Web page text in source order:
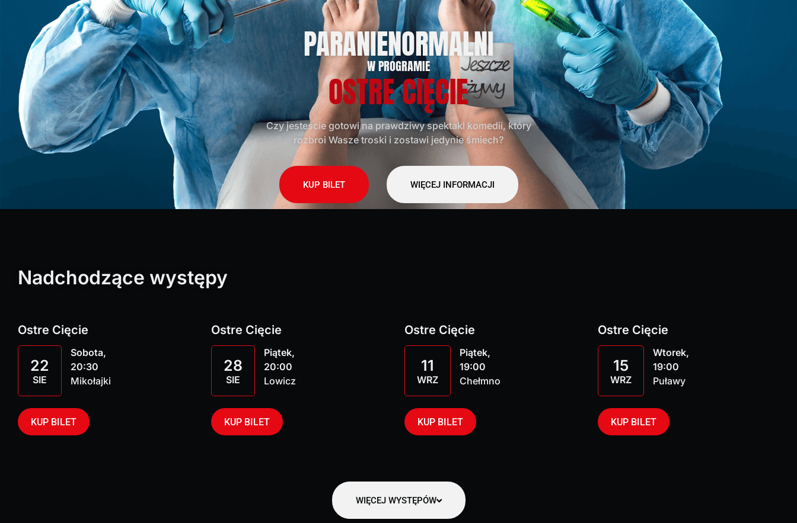
PARANIENORMALNI
W PROGRAMIE
OSTRE CIĘCIE
Czy jesteście gotowi na prawdziwy spektakl komedii, który
rozbroi Wasze troski i zostawi jedynie śmiech?
KUP BILET WIĘCEJ INFORMACJI
Nadchodzące występy
Ostre Cięcie
22
SIE
Sobota,
20:30
Mikołajki
KUP BILET
Ostre Cięcie
28
SIE
Piątek,
20:00
Lowicz
KUP BILET
Ostre Cięcie
11
WRZ
Piątek,
19:00
Chełmno
KUP BILET
Ostre Cięcie
15
WRZ
Wtorek,
19:00
Puławy
KUP BILET
WIĘCEJ WYSTĘPÓW